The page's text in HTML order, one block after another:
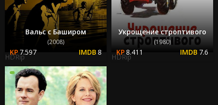
Вальс с Баширом
(2008)
7.597 8
HDRip
Укрощение строптивого
(1980)
8.411 7.6
HDRip